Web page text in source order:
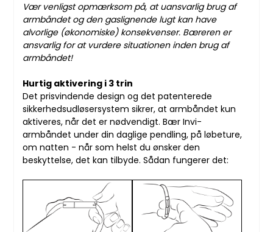
Vær venligst opmærksom på, at uansvarlig brug af
armbåndet og den gaslignende lugt kan have
alvorlige (økonomiske) konsekvenser. Bæreren er
ansvarlig for at vurdere situationen inden brug af
armbåndet!
Hurtig aktivering i 3 trin
Det prisvindende design og det patenterede
sikkerhedsudløsersystem sikrer, at armbåndet kun
aktiveres, når det er nødvendigt. Bær Invi-
armbåndet under din daglige pendling, på løbeture,
om natten - når som helst du ønsker den
beskyttelse, det kan tilbyde. Sådan fungerer det: